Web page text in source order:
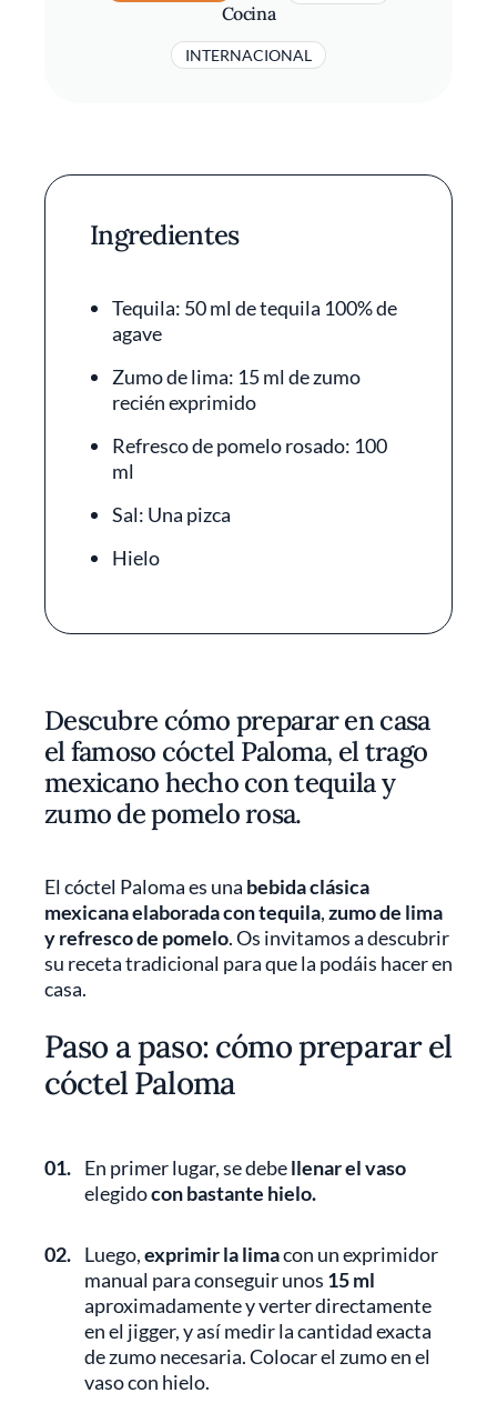
Cocina
INTERNACIONAL
Ingredientes
Tequila: 50 ml de tequila 100% de
agave
Zumo de lima: 15 ml de zumo
recién exprimido
Refresco de pomelo rosado: 100
ml
Sal: Una pizca
Hielo
Descubre cómo preparar en casa
el famoso cóctel Paloma, el trago
mexicano hecho con tequila y
zumo de pomelo rosa.
El cóctel Paloma es una bebida clásica
mexicana elaborada con tequila,zumo de lima
y refresco de pomelo. Os invitamos a descubrir
su receta tradicional para que la podáis hacer en
casa.
Paso a paso: cómo preparar el
cóctel Paloma
01. En primer lugar, se debellenar el vaso
elegidocon bastante hielo.
02. Luego,exprimir la limacon un exprimidor
manual para conseguir unos 15 ml
aproximadamente y verter directamente
en el jigger, y así medir la cantidad exacta
de zumo necesaria. Colocar el zumo en el
vaso con hielo.